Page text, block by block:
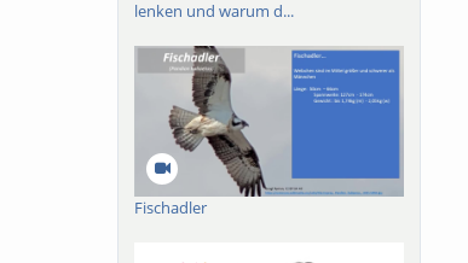
lenken und warum d...
Fischadler